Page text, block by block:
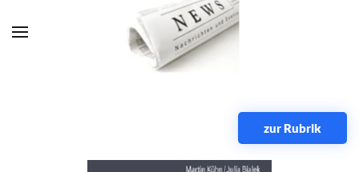
Zum Hauptinhalt springen
zur Rubrik